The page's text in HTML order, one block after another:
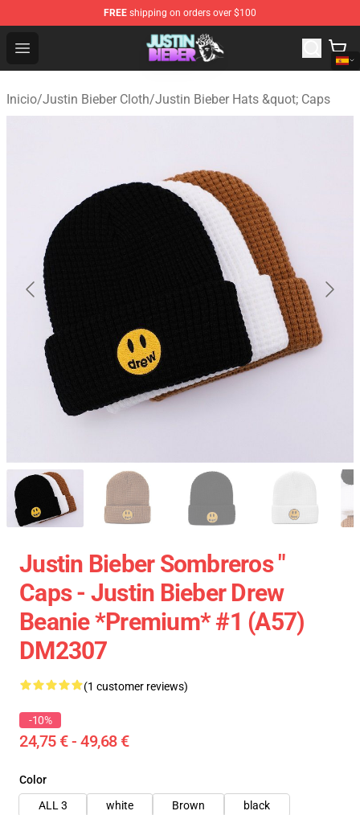
FREE shipping on orders over $100
Open menu
Justin Bieber Store - Official Justin Bieber Merchandise
Inicio/Justin Bieber Cloth/Justin Bieber Hats &quot; Caps
Justin Bieber Sombreros "
Caps - Justin Bieber Drew
Beanie *Premium* #1 (A57)
DM2307
(1 customer reviews)
-10%
24,75 € - 49,68 €
Color
ALL 3
white Brown black